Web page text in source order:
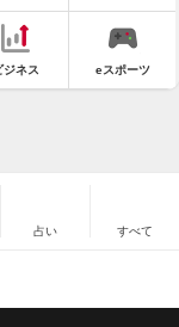
ジネス eスポーツ
占い すべて